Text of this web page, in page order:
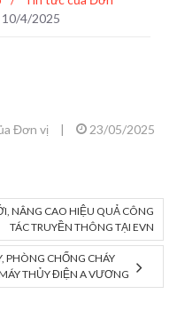
4/2025
Đơn vị | 23/05/2025
NÂNG CAO HIỆU QUẢ CÔNG
TÁC TRUYỀN THÔNG TẠI EVN
PHÒNG CHỐNG CHÁY
THỦY ĐIỆN A VƯƠNG